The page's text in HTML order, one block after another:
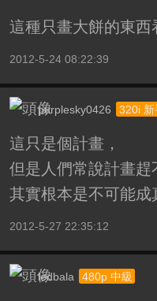
這種只畫大餅的東西
2012-5-24 08:22:39
purplesky0426 320i 新
這只是個計畫，
但是人們常說計畫趕
其實根本是不可能成
2012-5-27 22:35:12
ledbala 480p 中級